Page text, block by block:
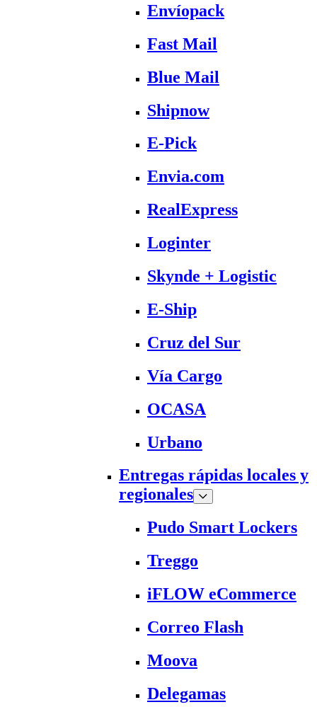
Envíopack
Fast Mail
Blue Mail
Shipnow
E-Pick
Envia.com
RealExpress
Loginter
Skynde + Logistic
E-Ship
Cruz del Sur
Vía Cargo
OCASA
Urbano
Entregas rápidas locales y
regionales
Pudo Smart Lockers
Treggo
iFLOW eCommerce
Correo Flash
Moova
Delegamas